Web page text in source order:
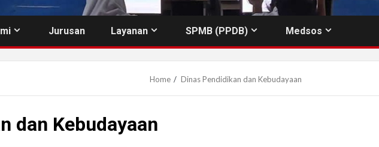
Jurusan Layanan SPMB (PPDB) Medsos
Home Dinas Pendidikan dan Kebudayaan
dan Kebudayaan